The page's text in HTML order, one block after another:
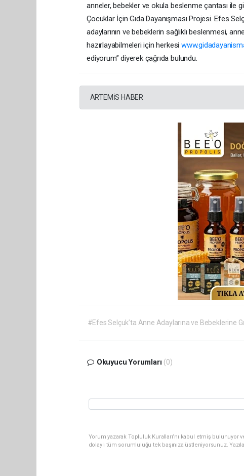
anneler, bebekler ve okula beslenme çantası ile
Çocuklar İçin Gıda Dayanışması Projesi. Efes
adaylarının ve bebeklerin sağlıklı beslenmesi,
hazırlayabilmeleri için herkesi
ediyorum” diyerek çağrıda bulundu.
ARTEMİS HABER
#Efes Selçuk’ta Anne Adaylarına ve Bebeklerine
Okuyucu Yorumları (0)
Yorum yazarak Topluluk Kuralları’nı kabul etmiş
dolaylı tüm sorumluluğu tek başınıza üstleniyorsunuz.